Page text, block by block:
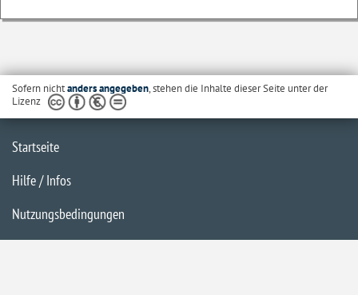
Sofern nichtanders angegeben, stehen die Inhalte dieser Seite unter der
Lizenz
Startseite
Hilfe / Infos
Nutzungsbedingungen